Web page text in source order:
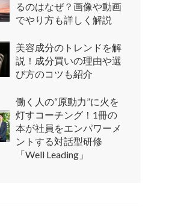
るのはなぜ？画像や動画
でやり方も詳しく解説
美容成分のトレンドを解
説！成分買いの理由や選
び方のコツも紹介
働く人の“原動力”に火を
灯すコーチング！1冊の
本が社員をエンパワーメ
ントする対話型研修
「Well Leading」